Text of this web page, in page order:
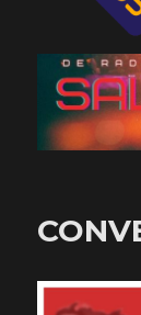
Sala